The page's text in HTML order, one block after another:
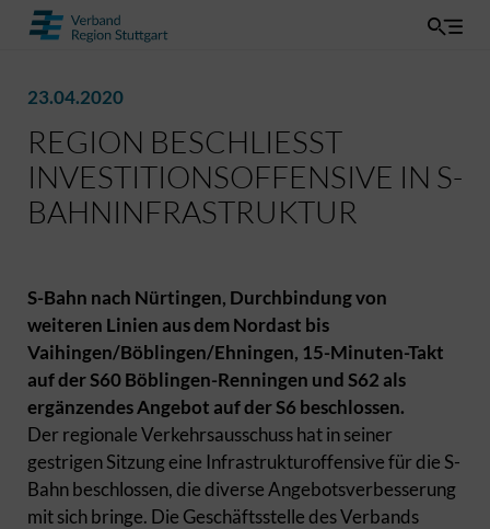
23.04.2020
REGION BESCHLIESST I
NVESTITIONSOFFENSIVE IN S-B
AHNINFRASTRUKTUR
S-Bahn nach Nürtingen, Durchbindung von
weiteren Linien aus dem Nordast bis
Vaihingen/Böblingen/Ehningen, 15-Minuten-Takt
auf der S60 Böblingen-Renningen und S62 als
ergänzendes Angebot auf der S6 beschlossen.
Der regionale Verkehrsausschuss hat in seiner
gestrigen Sitzung eine Infrastrukturoffensive für die S-
Bahn beschlossen, die diverse Angebotsverbesserung
mit sich bringe. Die Geschäftsstelle des Verbands